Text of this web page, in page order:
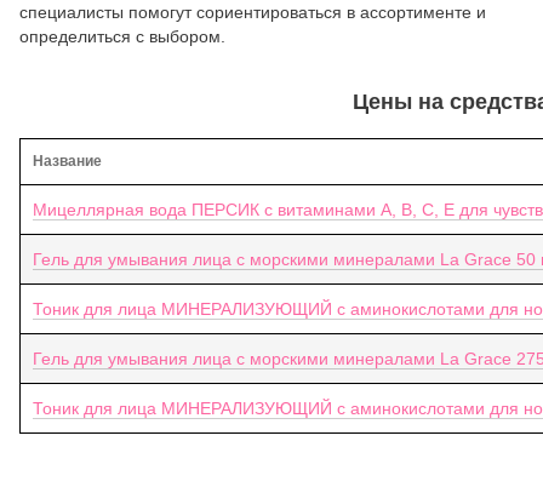
специалисты помогут сориентироваться в ассортименте и
определиться с выбором.
Цены на
Название
Мицеллярная вода ПЕРСИК с витаминами А, В, С, Е для
Гель для умывания лица с морскими минералами La Grace 50
Тоник для лица МИНЕРАЛИЗУЮЩИЙ с аминокислотами для
Гель для умывания лица с морскими минералами La Grace
Тоник для лица МИНЕРАЛИЗУЮЩИЙ с аминокислотами для